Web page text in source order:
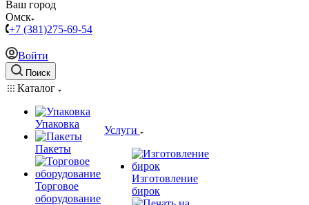
Ваш город
Омск
+7 (381)275-69-54
Войти
Поиск
Каталог
Упаковка
Пакеты
Торговое
оборудование
Услуги
Изготовление
бирок